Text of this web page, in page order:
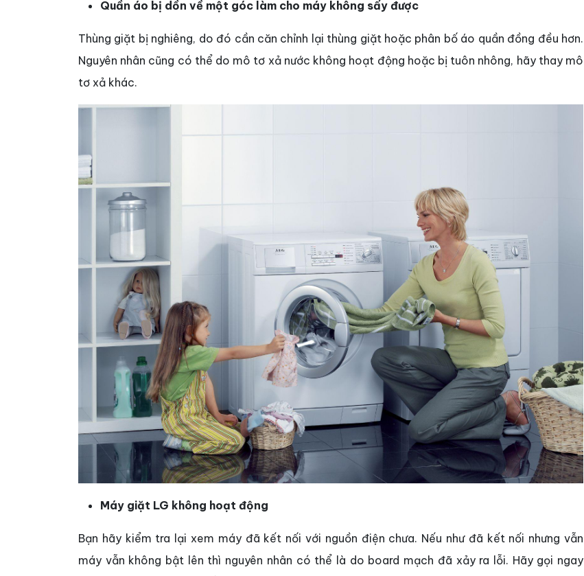
Quần áo bị dồn về một góc làm cho máy không sấy được
Thùng giặt bị nghiêng, do đó cần căn chỉnh lại thùng giặt hoặc phân bố áo quần đồng đều hơn.
Nguyên nhân cũng có thể do mô tơ xả nước không hoạt động hoặc bị tuôn nhông, hãy thay mô
tơ xả khác.
Máy giặt LG không hoạt động
Bạn hãy kiểm tra lại xem máy đã kết nối với nguồn điện chưa. Nếu như đã kết nối nhưng vẫn
máy vẫn không bật lên thì nguyên nhân có thể là do board mạch đã xảy ra lỗi. Hãy gọi ngay